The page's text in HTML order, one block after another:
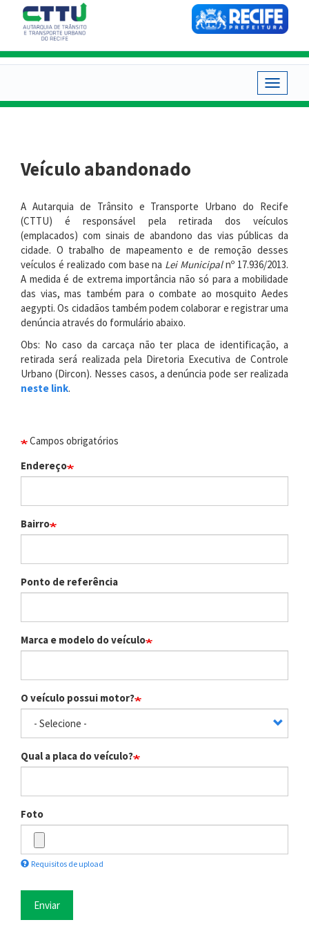
conteúdo
principal
Toggle
Veículo abandonado
A Autarquia de Trânsito e Transporte Urbano do Recife
(CTTU) é responsável pela retirada dos veículos
(emplacados) com sinais de abandono das vias públicas da
cidade. O trabalho de mapeamento e de remoção desses
veículos é realizado com base na Lei Municipalnº 17.936/2013.
A medida é de extrema importância não só para a mobilidade
das vias, mas também para o combate ao mosquito Aedes
aegypti. Os cidadãos também podem colaborar e registrar uma
denúncia através do formulário abaixo.
Obs: No caso da carcaça não ter placa de identificação, a
retirada será realizada pela Diretoria Executiva de Controle
Urbano (Dircon). Nesses casos, a denúncia pode ser realizada
neste link.
Campos obrigatórios
Endereço
Bairro
Ponto de referência
Marca e modelo do veículo
O veículo possui motor?
Qual a placa do veículo?
Foto
Requisitos de upload
Enviar